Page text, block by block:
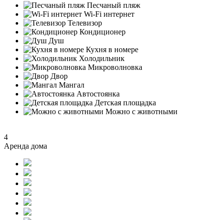
Песчаный пляж
Wi-Fi интернет
Телевизор
Кондиционер
Душ
Кухня в номере
Холодильник
Микроволновка
Двор
Мангал
Автостоянка
Детская площадка
Можно с животными
4
Аренда дома